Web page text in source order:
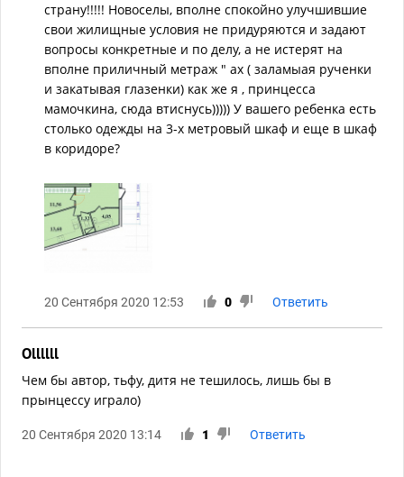
страну!!!!! Новоселы, вполне спокойно улучшившие
свои жилищные условия не придуряются и задают
вопросы конкретные и по делу, а не истерят на
вполне приличный метраж " ах ( заламыая рученки
и закатывая глазенки) как же я , принцесса
мамочкина, сюда втиснусь))))) У вашего ребенка есть
столько одежды на 3-х метровый шкаф и еще в шкаф
в коридоре?
20 Сентября 2020 12:53 0 Ответить
Ollllll
Чем бы автор, тьфу, дитя не тешилось, лишь бы в
прынцессу играло)
20 Сентября 2020 13:14 1 Ответить